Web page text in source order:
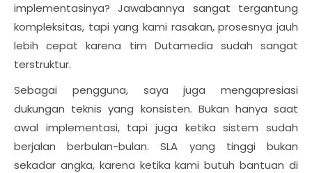
implementasinya? Jawabannya sangat tergantung
kompleksitas, tapi yang kami rasakan, prosesnya jauh
lebih cepat karena tim Dutamedia sudah sangat
terstruktur.
Sebagai pengguna, saya juga mengapresiasi
dukungan teknis yang konsisten. Bukan hanya saat
awal implementasi, tapi juga ketika sistem sudah
berjalan berbulan-bulan. SLA yang tinggi bukan
sekadar angka, karena ketika kami butuh bantuan di